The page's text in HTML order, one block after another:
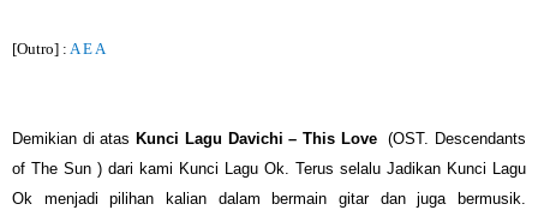
[Outro] : A E A
Demikian di atas Kunci Lagu Davichi – This Love(OST. Descendants
of The Sun ) dari kami Kunci Lagu Ok. Terus selalu Jadikan Kunci Lagu
Ok menjadi pilihan kalian dalam bermain gitar dan juga bermusik.